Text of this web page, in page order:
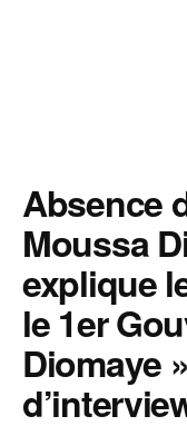
Absence
Moussa
explique
le 1er
Diomaye